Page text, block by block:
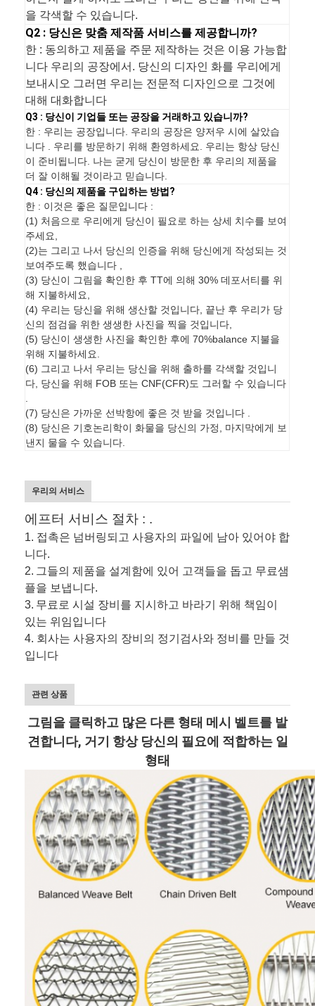
을 각색할 수 있습니다.
Q2 : 당신은 맞춤 제작품 서비스를 제공합니까?
한 : 동의하고 제품을 주문 제작하는 것은 이용 가능합
니다 우리의 공장에서. 당신의 디자인 화를 우리에게
보내시오 그러면 우리는 전문적 디자인으로 그것에
대해 대화합니다
Q3 : 당신이 기업들 또는 공장을 거래하고 있습니까?
한 : 우리는 공장입니다. 우리의 공장은 양저우 시에 살았습
니다 . 우리를 방문하기 위해 환영하세요. 우리는 항상 당신
이 준비됩니다. 나는 굳게 당신이 방문한 후 우리의 제품을
더 잘 이해될 것이라고 믿습니다.
Q4 : 당신의 제품을 구입하는 방법?
한 : 이것은 좋은 질문입니다 :
(1) 처음으로 우리에게 당신이 필요로 하는 상세 치수를 보여
주세요,
(2)는 그리고 나서 당신의 인증을 위해 당신에게 작성되는 것
보여주도록 했습니다 ,
(3) 당신이 그림을 확인한 후 TT에 의해 30% 데포서티를 위
해 지불하세요,
(4) 우리는 당신을 위해 생산할 것입니다, 끝난 후 우리가 당
신의 점검을 위한 생생한 사진을 찍을 것입니다,
(5) 당신이 생생한 사진을 확인한 후에 70%balance 지불을
위해 지불하세요.
(6) 그리고 나서 우리는 당신을 위해 출하를 각색할 것입니
다, 당신을 위해 FOB 또는 CNF(CFR)도 그러할 수 있습니다
(7) 당신은 가까운 선박항에 좋은 것 받을 것입니다 .
(8) 당신은 기호논리학이 화물을 당신의 가정, 마지막에게 보
낸지 물을 수 있습니다.
우리의 서비스
에프터 서비스 절차 : .
1. 접촉은 넘버링되고 사용자의 파일에 남아 있어야 합
니다.
2. 그들의 제품을 설계함에 있어 고객들을 돕고 무료샘
플을 보냅니다.
3. 무료로 시설 장비를 지시하고 바라기 위해 책임이
있는 위임입니다
4. 회사는 사용자의 장비의 정기검사와 정비를 만들 것
입니다
관련 상품
그림을 클릭하고 많은 다른 형태 메시 벨트를 발
견합니다, 거기 항상 당신의 필요에 적합하는 일
형태